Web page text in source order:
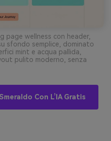
page wellness con header,
sfondo semplice, dominato
mint e acqua pallida,
pulito moderno, senza
Con L’IA Gratis